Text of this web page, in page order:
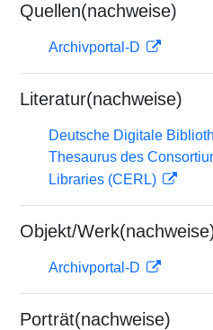
Quellen(nachweise)
Archivportal-D
Literatur(nachweise)
Deutsche Digitale
Thesaurus des
Libraries (CERL)
Objekt/
Archivportal-D
Porträt(nachweise)